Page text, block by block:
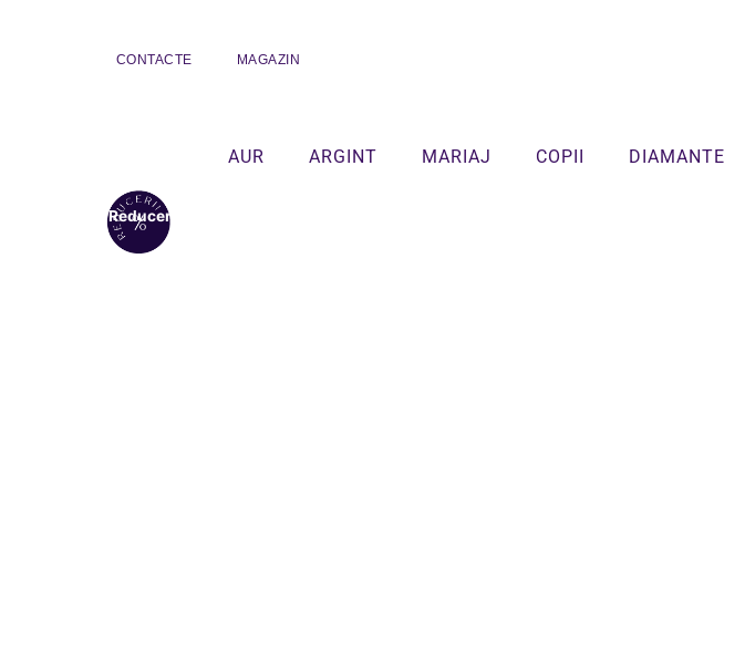
CONTACTE MAGAZIN
AUR ARGINT MARIAJ COPII DIAMANTE
Reduceri!